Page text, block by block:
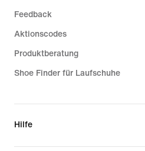
Feedback
Aktionscodes
Produktberatung
Shoe Finder für Laufschuhe
Hilfe